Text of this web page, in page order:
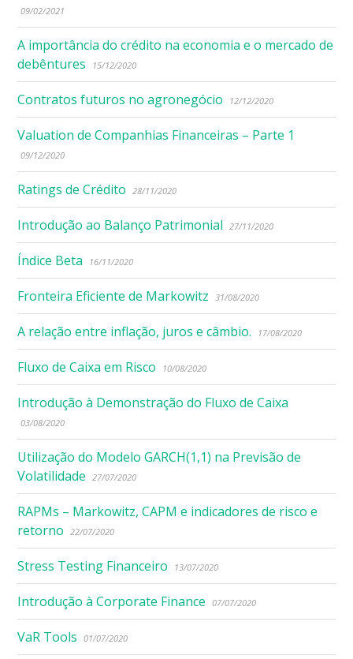
09/02/2021
A importância do crédito na economia e o mercado de
debêntures
15/12/2020
Contratos futuros no agronegócio 12/12/2020
Valuation de Companhias Financeiras – Parte 1
09/12/2020
Ratings de Crédito 28/11/2020
Introdução ao Balanço Patrimonial 27/11/2020
Índice Beta 16/11/2020
Fronteira Eficiente de Markowitz 31/08/2020
A relação entre inflação, juros e câmbio. 17/08/2020
Fluxo de Caixa em Risco 10/08/2020
Introdução à Demonstração do Fluxo de Caixa
03/08/2020
Utilização do Modelo GARCH(1,1) na Previsão de
Volatilidade
27/07/2020
RAPMs – Markowitz, CAPM e indicadores de risco e
retorno
22/07/2020
Stress Testing Financeiro 13/07/2020
Introdução à Corporate Finance 07/07/2020
VaR Tools 01/07/2020